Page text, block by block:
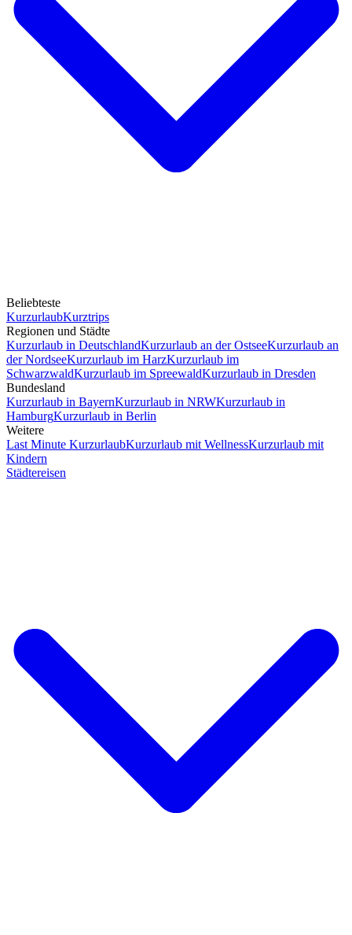
Beliebteste
KurzurlaubKurztrips
Regionen und Städte
Kurzurlaub in DeutschlandKurzurlaub an der OstseeKurzurlaub an
der NordseeKurzurlaub im HarzKurzurlaub im
SchwarzwaldKurzurlaub im SpreewaldKurzurlaub in Dresden
Bundesland
Kurzurlaub in BayernKurzurlaub in NRWKurzurlaub in
HamburgKurzurlaub in Berlin
Weitere
Last Minute KurzurlaubKurzurlaub mit WellnessKurzurlaub mit
Kindern
Städtereisen